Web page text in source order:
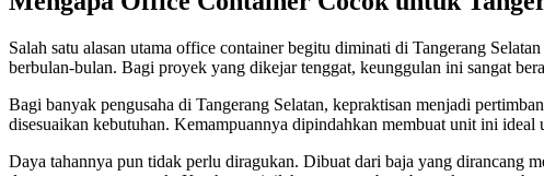
Salah satu alasan utama office container begitu diminati di Tangerang
berbulan-bulan. Bagi proyek yang dikejar tenggat, keunggulan ini sangat
Bagi banyak pengusaha di Tangerang Selatan, kepraktisan menjadi
disesuaikan kebutuhan. Kemampuannya dipindahkan membuat unit ini
Daya tahannya pun tidak perlu diragukan. Dibuat dari baja yang dirancang